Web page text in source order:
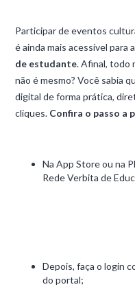
Participar de eventos
é ainda mais acessível para
de estudante. Afinal, todo
não é mesmo? Você sabia
digital de forma prática,
cliques. Confira o passo a
Na App Store ou na
Rede Verbita de
Depois, faça o login
do portal;